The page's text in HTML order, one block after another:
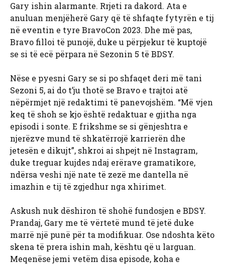
Gary ishin alarmante. Rrjeti ra dakord. Ata e
anuluan menjëherë Gary që të shfaqte fytyrën e tij
në eventin e tyre BravoCon 2023. Dhe më pas,
Bravo filloi të punojë, duke u përpjekur të kuptojë
se si të ecë përpara në Sezonin 5 të BDSY.
Nëse e pyesni Gary se si po shfaqet deri më tani
Sezoni 5, ai do t’ju thotë se Bravo e trajtoi atë
nëpërmjet një redaktimi të panevojshëm. “Më vjen
keq të shoh se kjo është redaktuar e gjitha nga
episodi i sonte. E frikshme se si gënjeshtra e
njerëzve mund të shkatërrojë karrierën dhe
jetesën e dikujt”, shkroi ai shpejt në Instagram,
duke treguar kujdes ndaj erërave gramatikore,
ndërsa veshi një nate të zezë me dantella në
imazhin e tij të zgjedhur nga xhirimet.
Askush nuk dëshiron të shohë fundosjen e BDSY.
Prandaj, Gary me të vërtetë mund të jetë duke
marrë një punë për ta modifikuar. Ose ndoshta këto
skena të prera ishin mah, kështu që u larguan.
Meqenëse jemi vetëm disa episode, koha e